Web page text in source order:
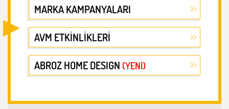
MARKA KAMPANYALARI
AVM ETKİNLİKLERİ
ABROZ HOME DESIGN (YENİ)